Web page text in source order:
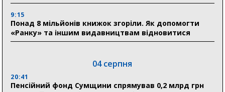
9:15
Понад 8 мільйонів книжок згоріли. Як допомогти
«Ранку» та іншим видавництвам відновитися
04 серпня
20:41
Пенсійний фонд Сумщини спрямував 0,2 млрд грн